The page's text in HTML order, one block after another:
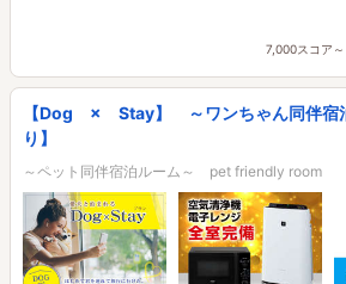
7,000スコア～
【Dog × Stay】 ～ワンちゃん同伴宿
り】
～ペット同伴宿泊ルーム～ pet friendly room